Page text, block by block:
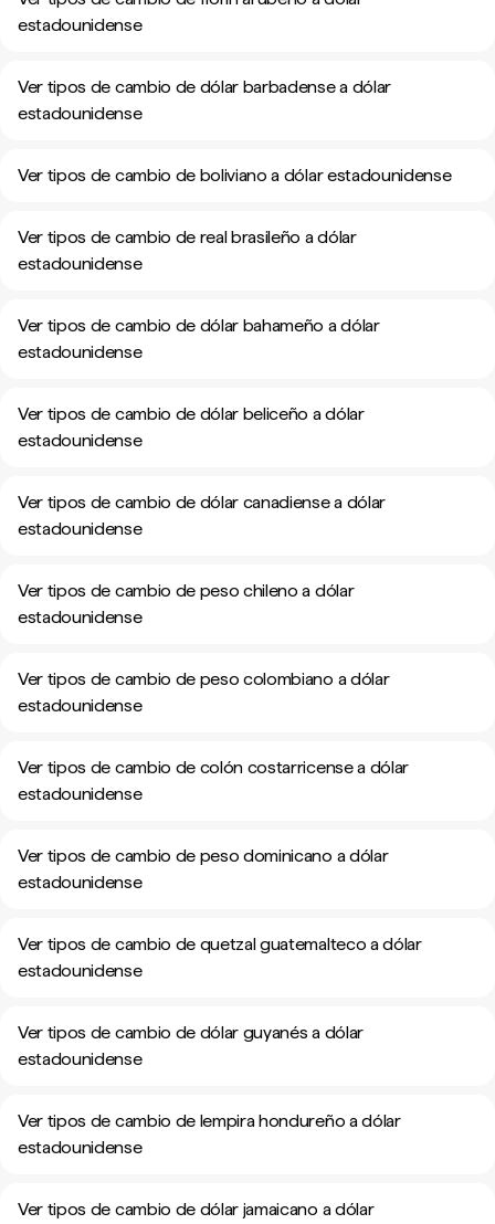
estadounidense
Ver tipos de cambio de dólar barbadense a dólar
estadounidense
Ver tipos de cambio de boliviano a dólar estadounidense
Ver tipos de cambio de real brasileño a dólar
estadounidense
Ver tipos de cambio de dólar bahameño a dólar
estadounidense
Ver tipos de cambio de dólar beliceño a dólar
estadounidense
Ver tipos de cambio de dólar canadiense a dólar
estadounidense
Ver tipos de cambio de peso chileno a dólar
estadounidense
Ver tipos de cambio de peso colombiano a dólar
estadounidense
Ver tipos de cambio de colón costarricense a dólar
estadounidense
Ver tipos de cambio de peso dominicano a dólar
estadounidense
Ver tipos de cambio de quetzal guatemalteco a dólar
estadounidense
Ver tipos de cambio de dólar guyanés a dólar
estadounidense
Ver tipos de cambio de lempira hondureño a dólar
estadounidense
Ver tipos de cambio de dólar jamaicano a dólar